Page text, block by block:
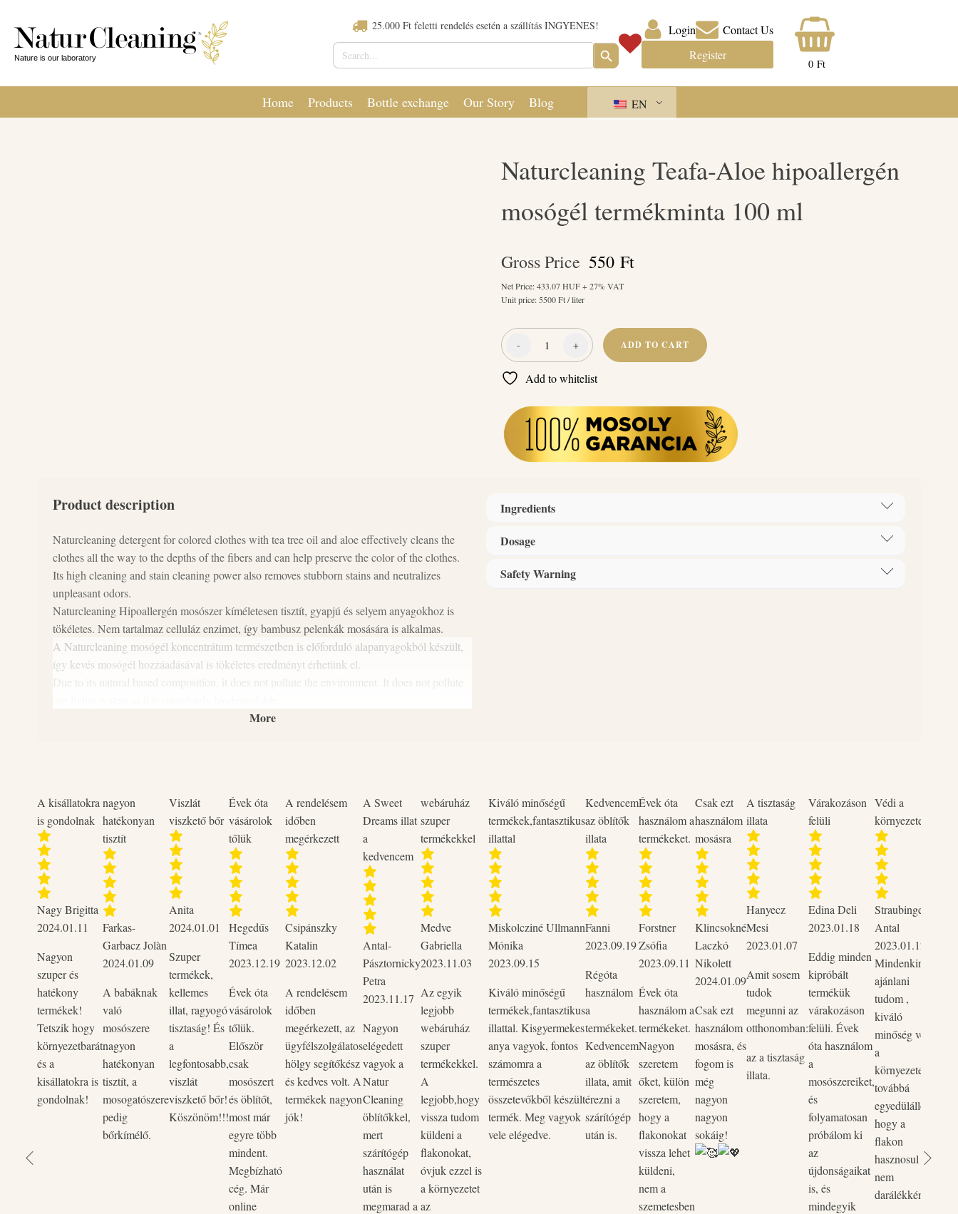
25.000 Ft feletti rendelés esetén a szállítás INGYENES!
Search
for:
SEARCH
BUTTON
Login
Contact Us
Register
0Ft
Home Products Bottle exchange Our Story Blog EN
Naturcleaning Teafa-Aloe hipoallergén
mosógél termékminta 100 ml
Gross Price 550 Ft
Net Price:433.07HUF + 27% VAT
Unit price: 5500Ft / liter
-
Naturcleaning
Teafa-
Aloe
mosógél
termékminta
ml
quantity
+ ADD TO CART
Add to whitelist
Product description
Naturcleaning detergent for colored clothes with tea tree oil and aloe effectively cleans the
clothes all the way to the depths of the fibers and can help preserve the color of the clothes.
Its high cleaning and stain cleaning power also removes stubborn stains and neutralizes
unpleasant odors.
Naturcleaning Hipoallergén mosószer kíméletesen tisztít, gyapjú és selyem anyagokhoz is
tökéletes. Nem tartalmaz celluláz enzimet, így bambusz pelenkák mosására is alkalmas.
A Naturcleaning mosógél koncentrátum természetben is előforduló alapanyagokból készült,
így kevés mosógél hozzáadásával is tökéletes eredményt érhetünk el.
Due to its natural based composition, it does not pollute the environment. It does not pollute
Érzékeny textíliák mosásához hidegvizes mosás mellett is eredményesen alkalmazható
More
Ingredients
Ingredients
tartósítószer (Benzisothiazol, Phenoxyethanol), Melaleuca alternifolia seed oil.
Dosage
Safety Warning
A kisállatokra
is gondolnak
Nagy Brigitta
2024.01.11
Nagyon
szuper és
hatékony
termékek!
Tetszik hogy
környezetbarát
és a
kisállatokra is
gondolnak!
nagyon
hatékonyan
tisztít
Farkas-
Garbacz Jolàn
2024.01.09
A babáknak
való
mosószere
nagyon
hatékonyan
tisztít, a
mosogatószere
pedig
bőrkímélő.
Viszlát
viszkető bőr
Anita
2024.01.01
Szuper
termékek,
kellemes
illat, ragyogó
tisztaság! És
a
legfontosabb,
viszlát
viszkető bőr!
Köszönöm!!!
Évek óta
vásárolok
tőlük
Hegedűs
Tímea
2023.12.19
Évek óta
vásárolok
tőlük.
Először
csak
mosószert
és öblítőt,
most már
egyre több
mindent.
Megbízható
cég. Már
online
A rendelésem
időben
megérkezett
Csipánszky
Katalin
2023.12.02
A rendelésem
időben
megérkezett, az
ügyfélszolgálatos
hölgy segítőkész
és kedves volt. A
termékek nagyon
jók!
A Sweet
Dreams illat
a
kedvencem
Antal-
Pásztornicky
Petra
2023.11.17
Nagyon
elégedett
vagyok a
Natur
Cleaning
öblítőkkel,
mert
szárítógép
használat
után is
megmarad a
webáruház
szuper
termékekkel
Medve
Gabriella
2023.11.03
Az egyik
legjobb
webáruház
szuper
termékekkel.
A
legjobb,hogy
vissza tudom
küldeni a
flakonokat,
óvjuk ezzel is
a környezetet
az
Kiváló minőségű
termékek,fantasztikus
illattal
Miskolcziné Ullmann
Mónika
2023.09.15
Kiváló minőségű
termékek,fantasztikus
illattal. Kisgyermekes
anya vagyok, fontos
számomra a
természetes
összetevőkből készült
termék. Meg vagyok
vele elégedve.
Kedvencem
az öblítők
illata
Fanni
2023.09.19
Régóta
használom
a
termékeket.
Kedvencem
az öblítők
illata, amit
érezni a
szárítógép
után is.
Évek óta
használom a
termékeket.
Forstner
Zsófia
2023.09.11
Évek óta
használom a
termékeket.
Nagyon
szeretem
őket, külön
szeretem,
hogy a
flakonokat
vissza lehet
küldeni,
nem a
szemetesben
Csak ezt
használom
mosásra
Klincsokné
Laczkó
Nikolett
2024.01.09
Csak ezt
használom
mosásra, és
fogom is
még
nagyon
nagyon
sokáig!
A tisztaság
illata
Hanyecz
Mesi
2023.01.07
Amit sosem
tudok
megunni az
otthonomban:
az a tisztaság
illata.
Várakozáson
felüli
Edina Deli
2023.01.18
Eddig minden
kipróbált
termékük
várakozáson
felüli. Évek
óta használom
a
mosószereiket,
és
folyamatosan
próbálom ki
az
újdonságaikat
is, és
mindegyik
Védi a
környezetet
Straubinger
Antal
2023.01.12
Mindenkinek
ajánlani
tudom ,
kiváló
minőség védi
a
környezetet,
továbbá
egyedülálló,
hogy a
flakon
hasznosul
nem
darálékként.